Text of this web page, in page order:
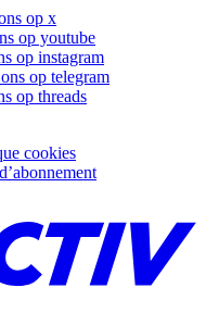
op x
op youtube
op instagram
op telegram
op threads
cookies